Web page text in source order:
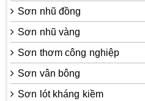
Sơn nhũ đồng
Sơn nhũ vàng
Sơn thơm công nghiệp
Sơn vân bông
Sơn lót kháng kiềm